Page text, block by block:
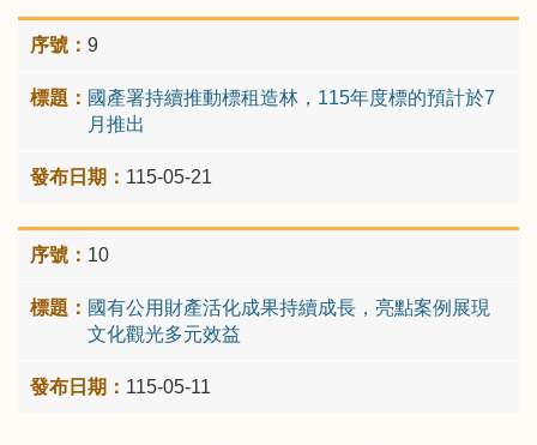
9
國產署持續推動標租造林，115年度標的預計於7
月推出
115-05-21
10
國有公用財產活化成果持續成長，亮點案例展現
文化觀光多元效益
115-05-11